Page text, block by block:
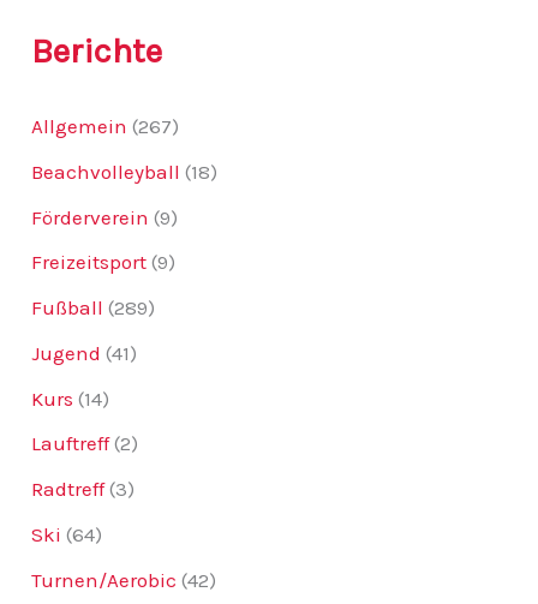
Berichte
Allgemein (267)
Beachvolleyball (18)
Förderverein (9)
Freizeitsport (9)
Fußball (289)
Jugend (41)
Kurs (14)
Lauftreff(2)
Radtreff(3)
Ski (64)
Turnen/Aerobic (42)